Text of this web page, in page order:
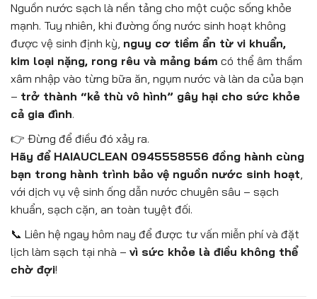
Nguồn nước sạch là nền tảng cho một cuộc sống khỏe
mạnh. Tuy nhiên, khi đường ống nước sinh hoạt không
được vệ sinh định kỳ, nguy cơ tiềm ẩn từ vi khuẩn,
kim loại nặng, rong rêu và mảng bám có thể âm thầm
xâm nhập vào từng bữa ăn, ngụm nước và làn da của bạn
– trở thành “kẻ thù vô hình” gây hại cho sức khỏe
cả gia đình.
👉 Đừng để điều đó xảy ra.
Hãy để HAIAUCLEAN 0945558556 đồng hành cùng
bạn trong hành trình bảo vệ nguồn nước sinh hoạt,
với dịch vụ vệ sinh ống dẫn nước chuyên sâu – sạch
khuẩn, sạch cặn, an toàn tuyệt đối.
📞 Liên hệ ngay hôm nay để được tư vấn miễn phí và đặt
lịch làm sạch tại nhà – vì sức khỏe là điều không thể
chờ đợi!